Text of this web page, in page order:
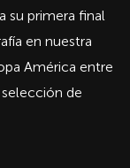
su primera final
en nuestra
América entre
de